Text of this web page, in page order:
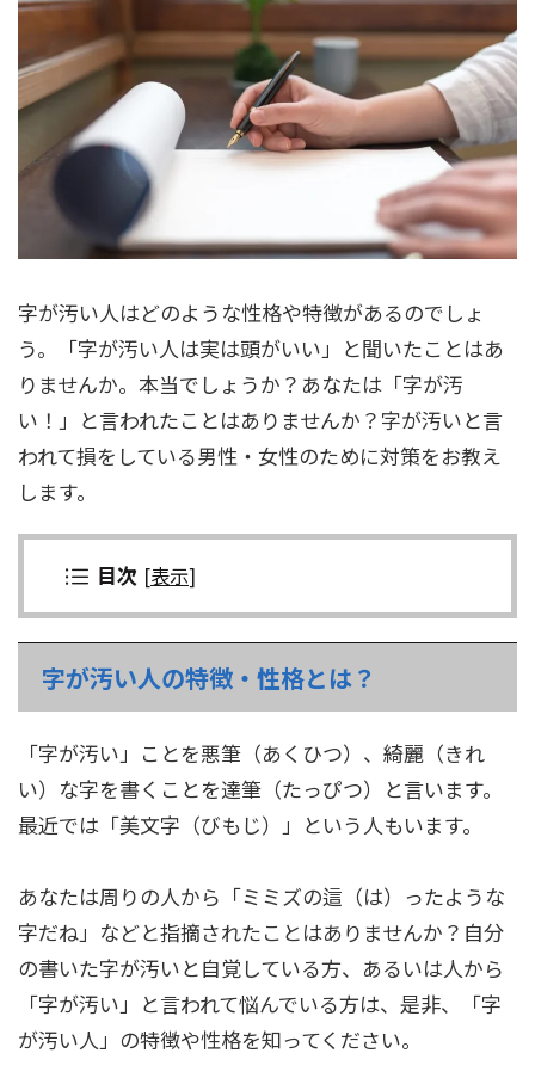
字が汚い人はどのような性格や特徴があるのでしょ
う。「字が汚い人は実は頭がいい」と聞いたことはあ
りませんか。本当でしょうか？あなたは「字が汚
い！」と言われたことはありませんか？字が汚いと言
われて損をしている男性・女性のために対策をお教え
します。
目次 [表示]
字が汚い人の特徴・性格とは？
「字が汚い」ことを悪筆（あくひつ）、綺麗（きれ
い）な字を書くことを達筆（たっぴつ）と言います。
最近では「美文字（びもじ）」という人もいます。
あなたは周りの人から「ミミズの這（は）ったような
字だね」などと指摘されたことはありませんか？自分
の書いた字が汚いと自覚している方、あるいは人から
「字が汚い」と言われて悩んでいる方は、是非、「字
が汚い人」の特徴や性格を知ってください。